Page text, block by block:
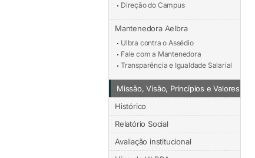
Direção do Campus
Mantenedora Aelbra
Ulbra contra o Assédio
Fale com a Mantenedora
Transparência e Igualdade Salarial
Missão, Visão, Princípios e Valores
Histórico
Relatório Social
Avaliação institucional